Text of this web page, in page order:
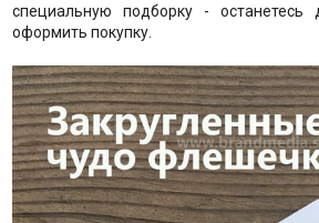
специальную подборку -
оформить покупку.